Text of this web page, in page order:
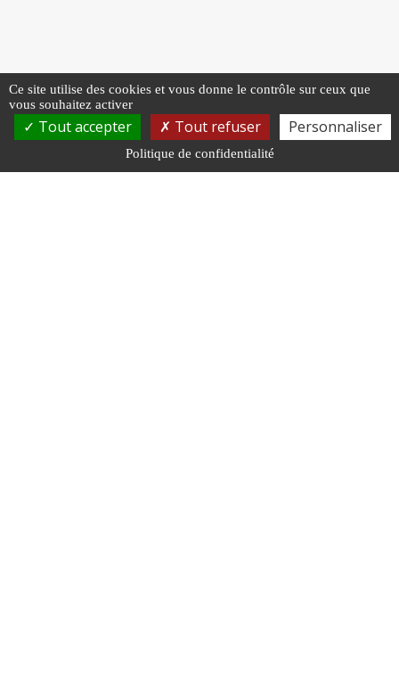
Ce site utilise des cookies et vous donne le contrôle sur ceux que
vous souhaitez activer
Tout accepter Tout refuser Personnaliser
Politique de confidentialité